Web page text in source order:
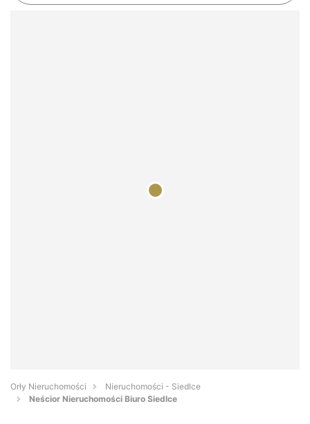
Orły Nieruchomości
Nieruchomości - Siedlce
Neścior Nieruchomości Biuro Siedlce